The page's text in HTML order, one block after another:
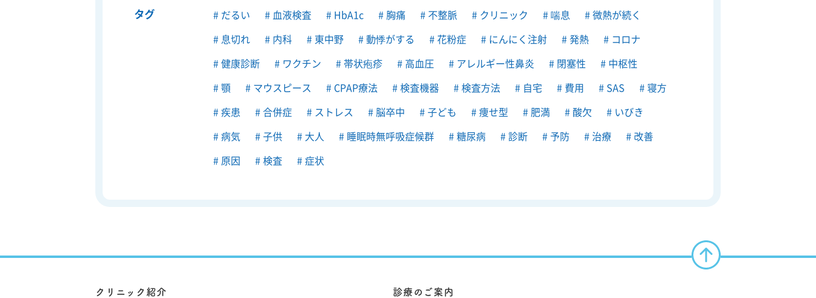
タグ だるい 血液検査 HbA1c 胸痛 不整脈 クリニック 喘息 微熱が続く
息切れ 内科 東中野 動悸がする 花粉症 にんにく注射 発熱 コロナ
健康診断 ワクチン 帯状疱疹 高血圧 アレルギー性鼻炎 閉塞性 中枢性
顎 マウスピース CPAP療法 検査機器 検査方法 自宅 費用 SAS 寝方
疾患 合併症 ストレス 脳卒中 子ども 痩せ型 肥満 酸欠 いびき
病気 子供 大人 睡眠時無呼吸症候群 糖尿病 診断 予防 治療 改善
原因 検査 症状
クリニック紹介 診療のご案内